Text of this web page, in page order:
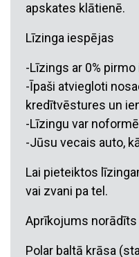
apskates klātienē.
Līzinga iespējas
-Līzings ar 0%
-Īpaši atviegloti
kredītvēstures un
-Līzingu var
-Jūsu vecais auto,
Lai pieteiktos
vai zvani pa tel.
Aprīkojums
Polar baltā krāsa